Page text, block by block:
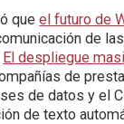
queel futuro de
de
El despliegue
de
de datos y el
de texto